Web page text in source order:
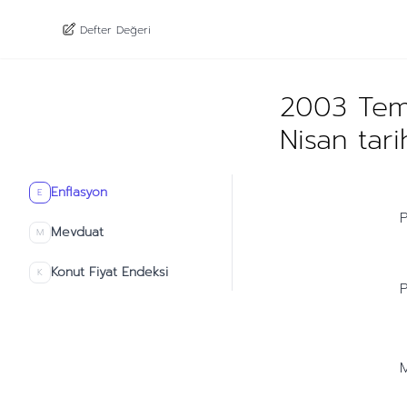
E Enflasyon
M Mevduat
K Konut Fiyat Endeksi
Defter Değeri
2003
Nisan